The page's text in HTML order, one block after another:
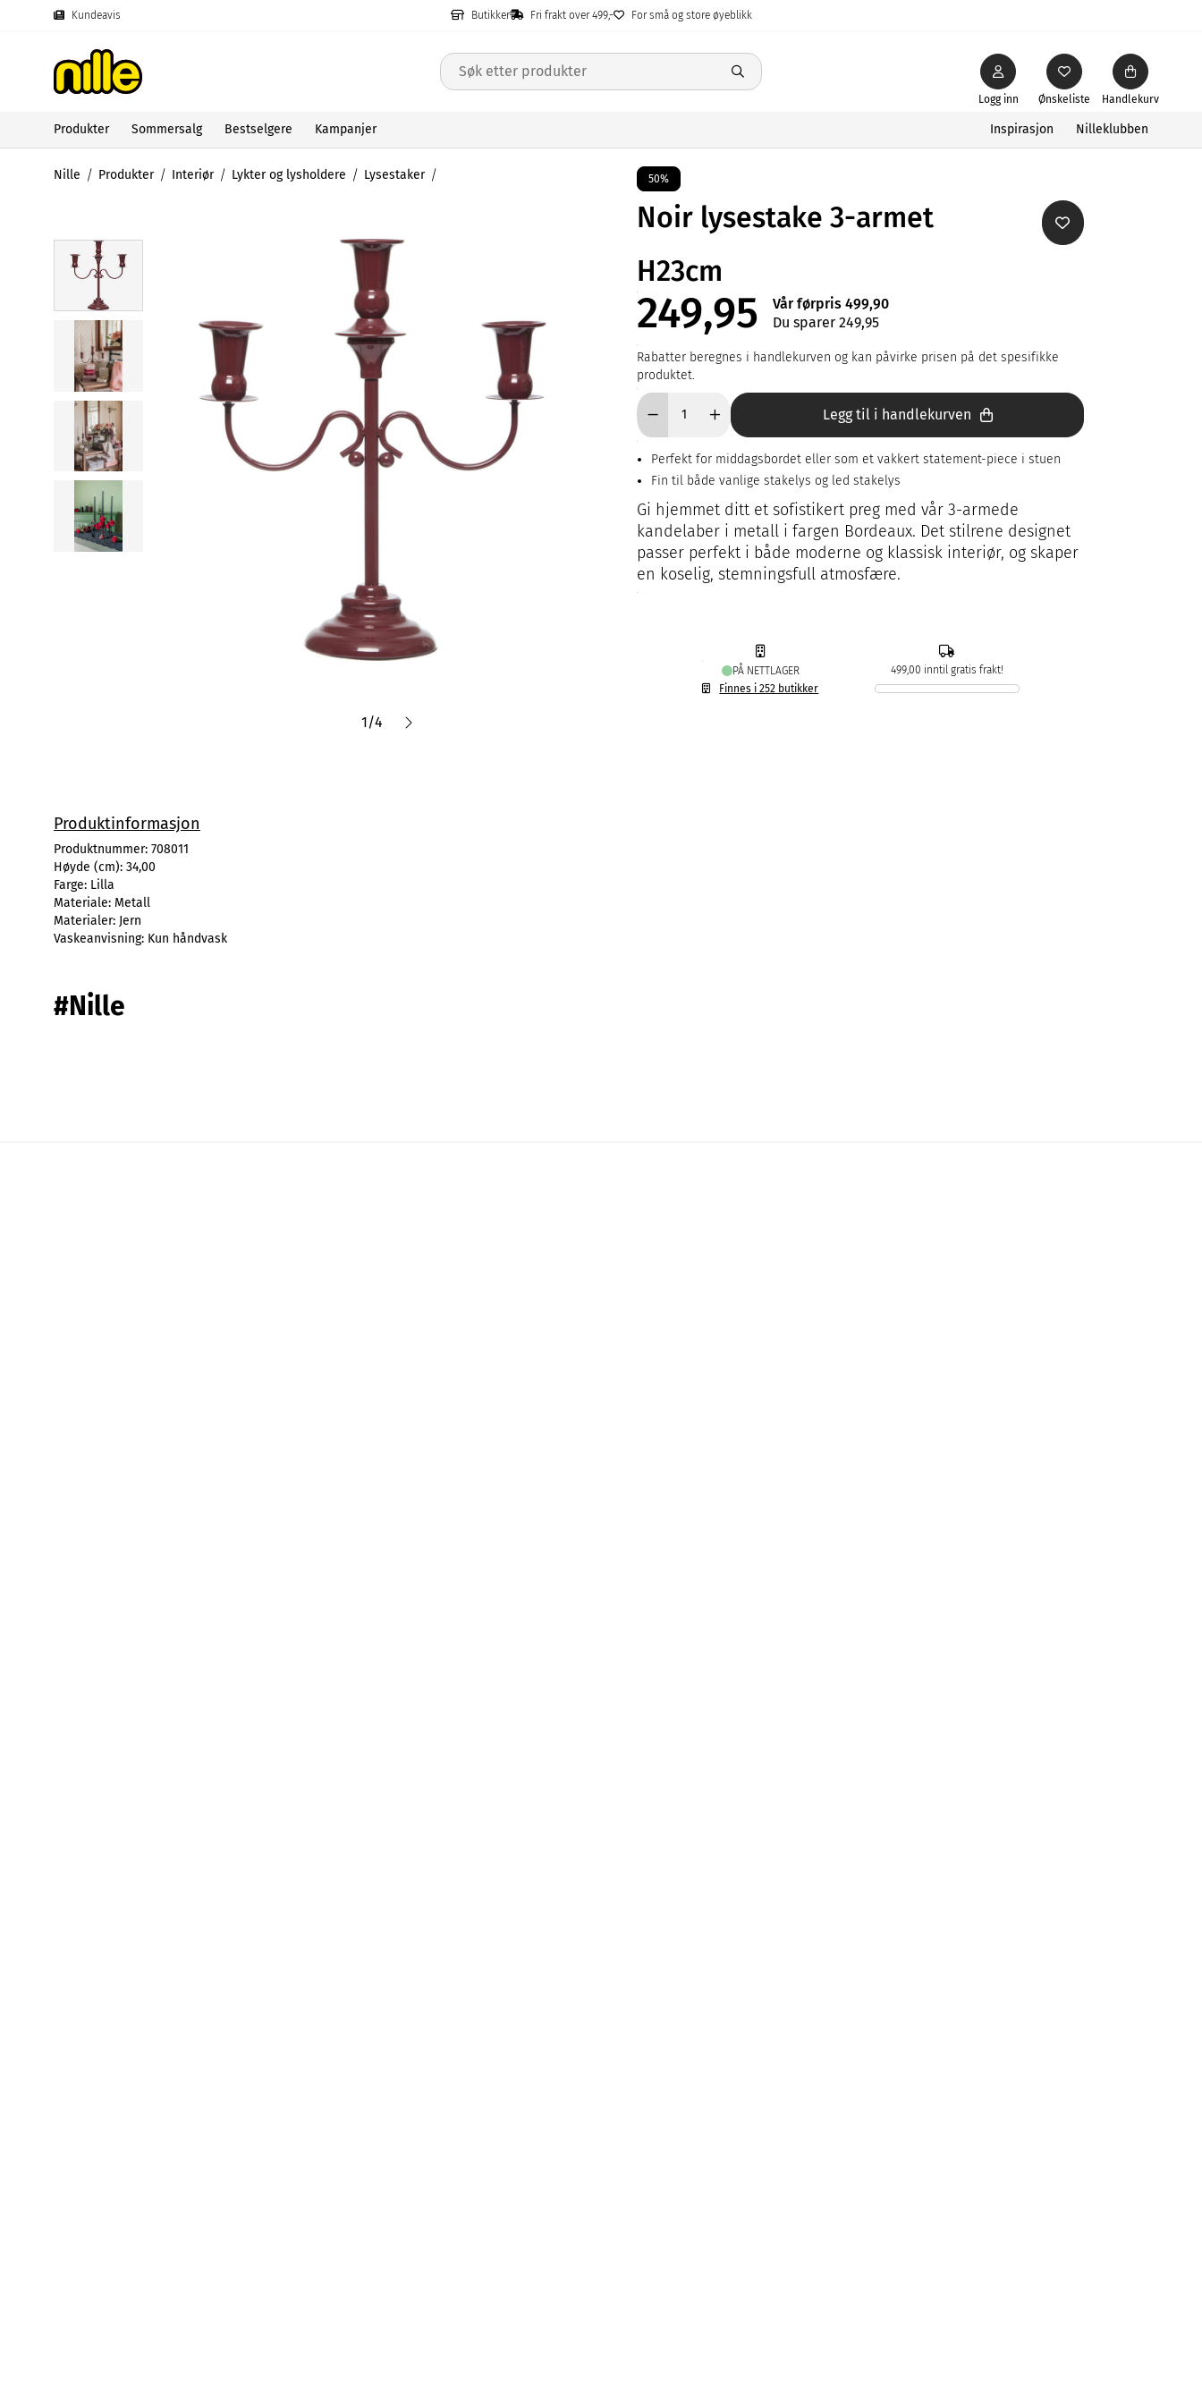
Kundeavis Butikker Fri frakt over 499,- For små og store øyeblikk
Ønskeliste
Logg inn Handlekurv
Produkter Sommersalg Bestselgere Kampanjer Inspirasjon Nilleklubben
Nille Produkter Interiør Lykter og lysholdere Lysestaker
1/4
50%
Noir lysestake 3-armet
H23cm
249,95
Vår førpris 499,90
Du sparer 249,95
Rabatter beregnes i handlekurven og kan påvirke prisen på det spesifikke
produktet.
Legg til i handlekurven
Perfekt for middagsbordet eller som et vakkert statement-piece i stuen
Fin til både vanlige stakelys og led stakelys
Gi hjemmet ditt et sofistikert preg med vår 3-armede
kandelaber i metall i fargen Bordeaux. Det stilrene designet
passer perfekt i både moderne og klassisk interiør, og skaper
en koselig, stemningsfull atmosfære.
PÅ NETTLAGER
Finnes i 252 butikker
499,00 inntil gratis frakt!
Produktinformasjon
Produktnummer: 708011
Høyde (cm): 34,00
Farge: Lilla
Materiale: Metall
Materialer: Jern
Vaskeanvisning: Kun håndvask
#Nille